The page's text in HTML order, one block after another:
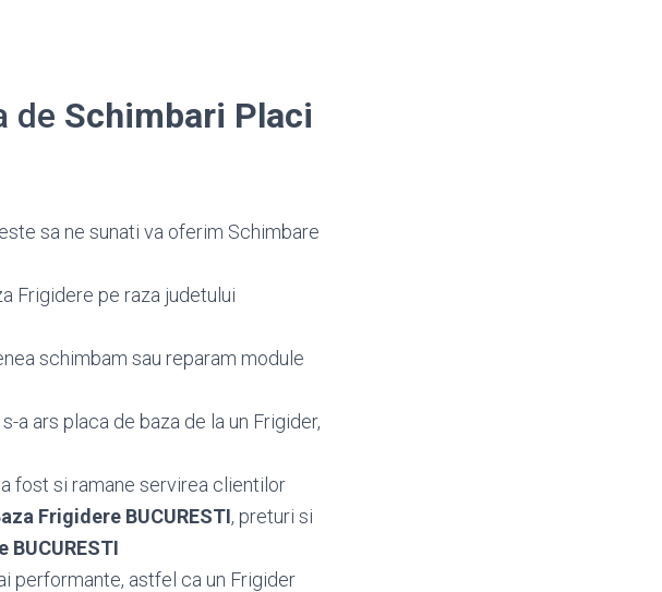
de Schimbari Placi
sa ne sunati va oferim Schimbare
Frigidere pe raza judetului
schimbam sau reparam module
a ars placa de baza de la un Frigider,
fost si ramane servirea clientilor
Frigidere BUCURESTI, preturi si
performante, astfel ca un Frigider